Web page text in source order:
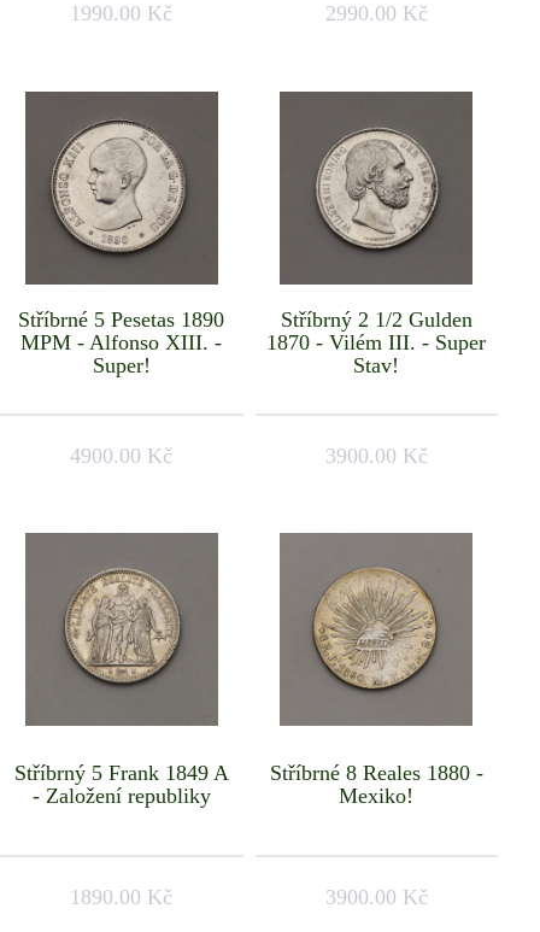
1990.00 Kč 2990.00 Kč
Stříbrné 5 Pesetas 1890
MPM - Alfonso XIII. -
Super!
4900.00 Kč
Stříbrný 2 1/2 Gulden
1870 - Vilém III. - Super
Stav!
3900.00 Kč
Stříbrný 5 Frank 1849 A
- Založení republiky
1890.00 Kč
Stříbrné 8 Reales 1880 -
Mexiko!
3900.00 Kč